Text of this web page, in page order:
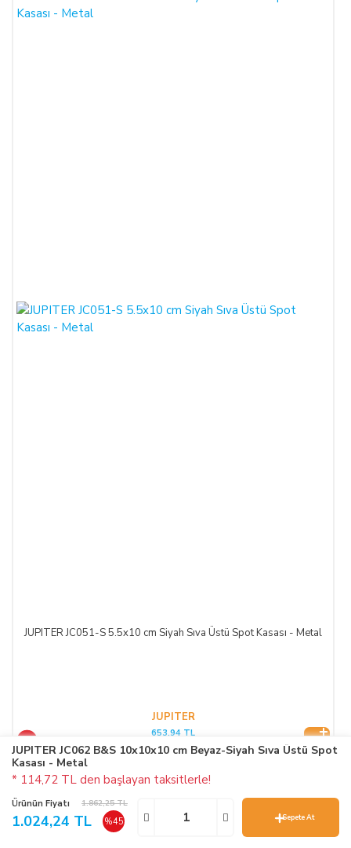
JUPITER JC062 B&S 10x10x10 cm Beyaz-Siyah Sıva Üstü Spot
Kasası - Metal
* 114,72 TL den başlayan taksitlerle!
Ürünün Fiyatı 1.862,25 TL
1.024,24 TL %45 Sepete At
JUPITER JC051-S 5.5x10 cm Siyah Sıva Üstü Spot Kasası - Metal
JUPITER
%45
653,94 TL
1.188,98 TL